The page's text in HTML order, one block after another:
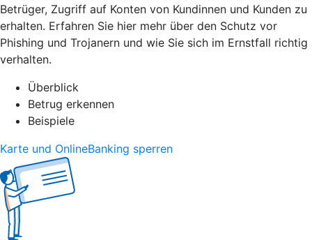
Betrüger, Zugriff auf Konten von Kundinnen und Kunden zu
erhalten. Erfahren Sie hier mehr über den Schutz vor
Phishing und Trojanern und wie Sie sich im Ernstfall richtig
verhalten.
Überblick
Betrug erkennen
Beispiele
Karte und OnlineBanking sperren